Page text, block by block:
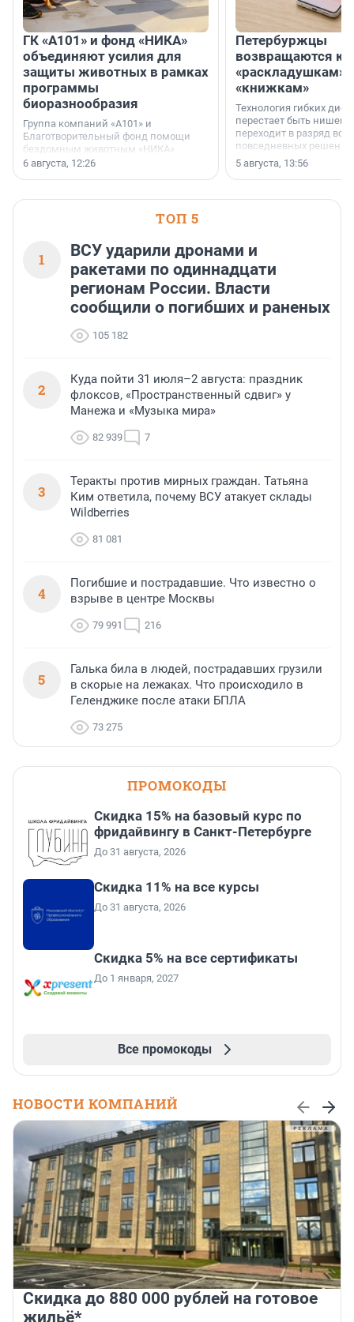
ГК «А101» и фонд «НИКА»
объединяют усилия для
защиты животных в рамках
программы
биоразнообразия
Группа компаний «А101» и
Благотворительный фонд помощи
бездомным животным «НИКА»
заключили соглашение о
6 августа, 12:26
Петербуржцы
возвращаются к
«раскладушкам»
«книжкам»
Технология гибких
перестает быть
переходит в разряд
повседневных
5 августа, 13:56
ТОП 5
1
ВСУ ударили дронами и
ракетами по одиннадцати
регионам России. Власти
сообщили о погибших и раненых
105 182
2
Куда пойти 31 июля–2 августа: праздник
флоксов, «Пространственный сдвиг» у
Манежа и «Музыка мира»
82 939 7
3
Теракты против мирных граждан. Татьяна
Ким ответила, почему ВСУ атакует склады
Wildberries
81 081
4
Погибшие и пострадавшие. Что известно о
взрыве в центре Москвы
79 991 216
5
Галька била в людей, пострадавших грузили
в скорые на лежаках. Что происходило в
Геленджике после атаки БПЛА
73 275
ПРОМОКОДЫ
Скидка 15% на базовый курс по
фридайвингу в Санкт-Петербурге
До 31 августа, 2026
Скидка 11% на все курсы
До 31 августа, 2026
Скидка 5% на все сертификаты
До 1 января, 2027
Все промокоды
НОВОСТИ КОМПАНИЙ
Скидка до 880 000 рублей на готовое
жильё*